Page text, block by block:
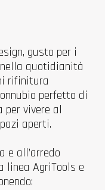
gusto per i
quotidianità
rifinitura
perfetto di
vivere al
aperti.
e all’arredo
linea AgriTools e